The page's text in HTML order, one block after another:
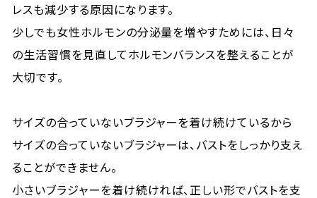
レスも減少する原因になります。
少しでも女性ホルモンの分泌量を増やすためには、日々
の生活習慣を見直してホルモンバランスを整えることが
大切です。
サイズの合っていないブラジャーを着け続けているから
サイズの合っていないブラジャーは、バストをしっかり支え
ることができません。
小さいブラジャーを着け続ければ、正しい形でバストを支